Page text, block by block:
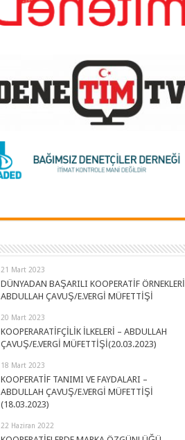
21 Mart 2023
DÜNYADAN BAŞARILI KOOPERATİF ÖRNEKLERİ
ABDULLAH ÇAVUŞ/E.VERGİ MÜFETTİŞİ
20 Mart 2023
KOOPERARATİFÇİLİK İLKELERİ – ABDULLAH
ÇAVUŞ/E.VERGİ MÜFETTİŞİ(20.03.2023)
18 Mart 2023
KOOPERATİF TANIMI VE FAYDALARI –
ABDULLAH ÇAVUŞ/E.VERGİ MÜFETTİŞİ
(18.03.2023)
22 Haziran 2022